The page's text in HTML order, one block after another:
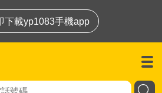
下載yp1083手機app